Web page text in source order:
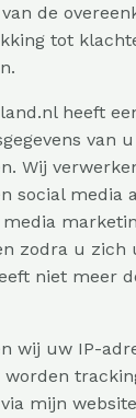
de
tot
heeft
van
Wij
social media
zodra u zich
niet meer
wij uw IP-
mijn